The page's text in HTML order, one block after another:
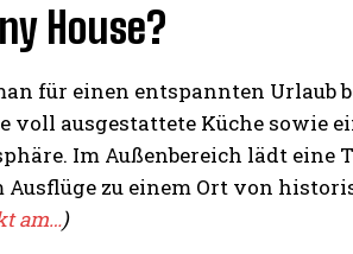
House?
für einen entspannten Urlaub
voll ausgestattete Küche sowie
Im Außenbereich lädt eine
zu einem Ort von
am…)